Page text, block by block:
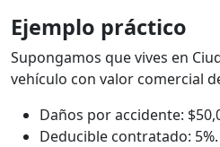
Ejemplo práctico
Supongamos que vives en
vehículo con valor comercial
Daños por accidente:
Deducible contratado: 5%.